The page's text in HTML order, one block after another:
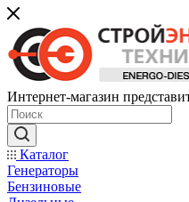
Интернет-магазин
Каталог
Генераторы
Бензиновые